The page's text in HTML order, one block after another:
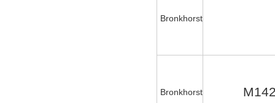
Bronkhorst
Bronkhorst